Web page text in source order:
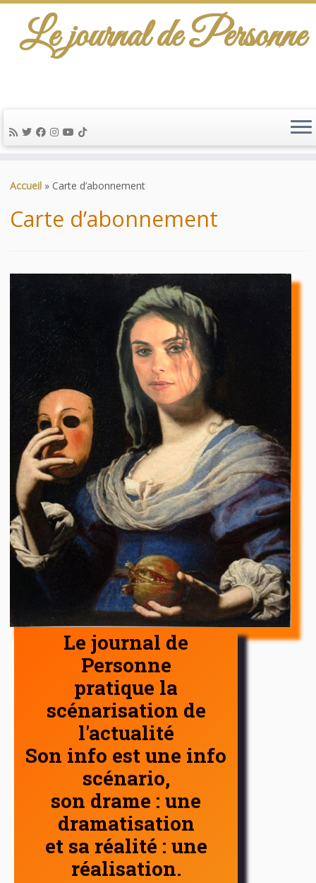
au
Le journal de Personne
Accueil » Carte d’abonnement
Carte d’abonnement
Le journal de
Personne
pratique la
scénarisation de
l'actualité
Son info est une info
scénario,
son drame : une
dramatisation
et sa réalité : une
réalisation.